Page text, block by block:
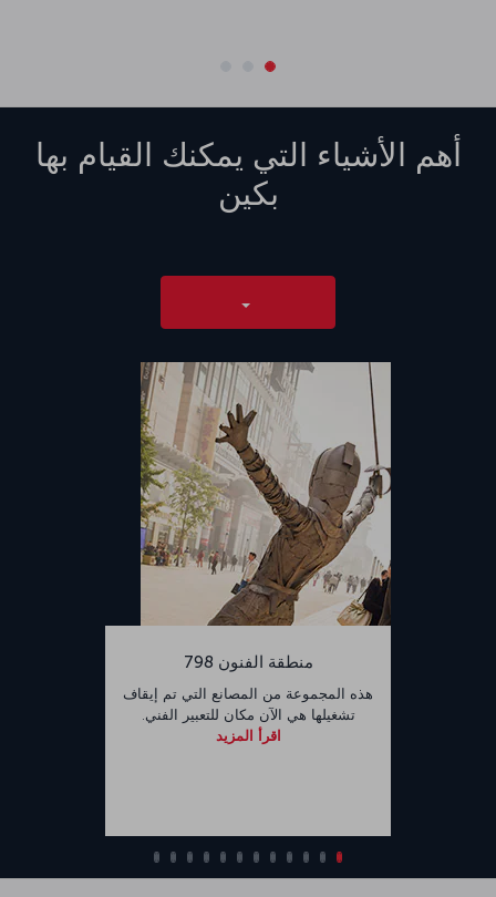
أهم الأشياء التي يمكنك القيام بها
بكين
منطقة الفنون 798
هذه المجموعة من المصانع التي تم إيقاف
تشغيلها هي الآن مكان للتعبير الفني.
اقرأ المزيد